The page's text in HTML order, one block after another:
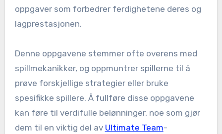
oppgaver som forbedrer ferdighetene deres og
lagprestasjonen.
Denne oppgavene stemmer ofte overens med
spillmekanikker, og oppmuntrer spillerne til å
prøve forskjellige strategier eller bruke
spesifikke spillere. Å fullføre disse oppgavene
kan føre til verdifulle belønninger, noe som gjør
dem til en viktig del av Ultimate Team-